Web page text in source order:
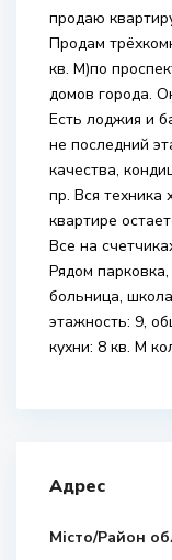
продаю
Продам
кв. М)по
домов города.
Есть лоджия и
не последний
качества,
пр. Вся техника
квартире
Все на
Рядом
больница,
этажность: 9,
кухни: 8 кв. М
Адрес
Місто/Район